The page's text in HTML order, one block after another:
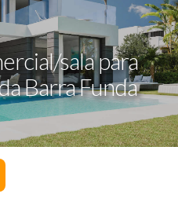
sala para
Barra Funda